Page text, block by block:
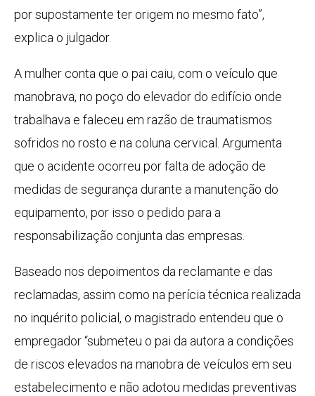
por supostamente ter origem no mesmo fato”,
explica o julgador.
A mulher conta que o pai caiu, com o veículo que
manobrava, no poço do elevador do edifício onde
trabalhava e faleceu em razão de traumatismos
sofridos no rosto e na coluna cervical. Argumenta
que o acidente ocorreu por falta de adoção de
medidas de segurança durante a manutenção do
equipamento, por isso o pedido para a
responsabilização conjunta das empresas.
Baseado nos depoimentos da reclamante e das
reclamadas, assim como na perícia técnica realizada
no inquérito policial, o magistrado entendeu que o
empregador “submeteu o pai da autora a condições
de riscos elevados na manobra de veículos em seu
estabelecimento e não adotou medidas preventivas